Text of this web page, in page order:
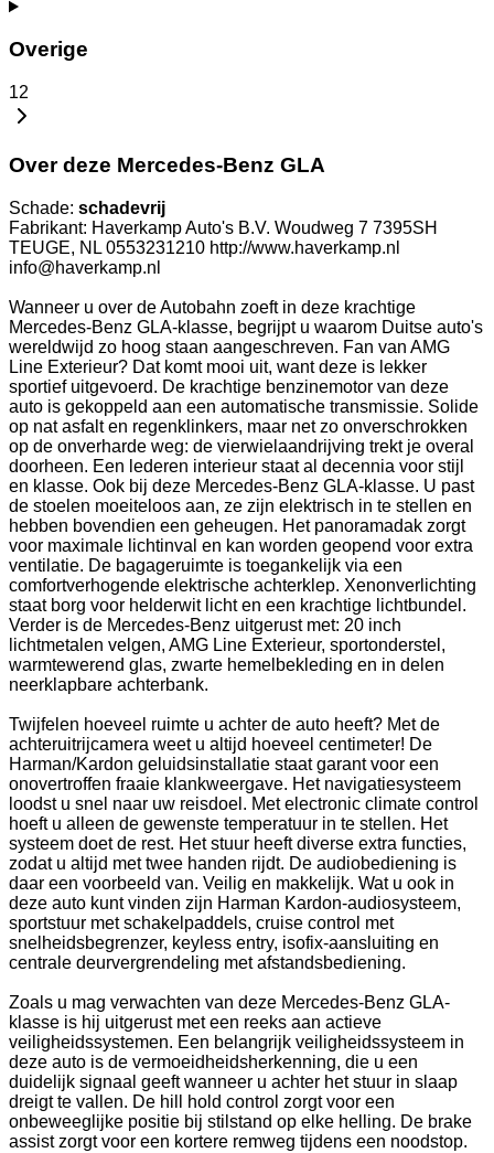
Overige
12
Over deze Mercedes-Benz GLA
Schade: schadevrij
Fabrikant: Haverkamp Auto's B.V. Woudweg 7 7395SH
TEUGE, NL 0553231210 http://www.haverkamp.nl
info@haverkamp.nl
Wanneer u over de Autobahn zoeft in deze krachtige
Mercedes-Benz GLA-klasse, begrijpt u waarom Duitse auto's
wereldwijd zo hoog staan aangeschreven. Fan van AMG
Line Exterieur? Dat komt mooi uit, want deze is lekker
sportief uitgevoerd. De krachtige benzinemotor van deze
auto is gekoppeld aan een automatische transmissie. Solide
op nat asfalt en regenklinkers, maar net zo onverschrokken
op de onverharde weg: de vierwielaandrijving trekt je overal
doorheen. Een lederen interieur staat al decennia voor stijl
en klasse. Ook bij deze Mercedes-Benz GLA-klasse. U past
de stoelen moeiteloos aan, ze zijn elektrisch in te stellen en
hebben bovendien een geheugen. Het panoramadak zorgt
voor maximale lichtinval en kan worden geopend voor extra
ventilatie. De bagageruimte is toegankelijk via een
comfortverhogende elektrische achterklep. Xenonverlichting
staat borg voor helderwit licht en een krachtige lichtbundel.
Verder is de Mercedes-Benz uitgerust met: 20 inch
lichtmetalen velgen, AMG Line Exterieur, sportonderstel,
warmtewerend glas, zwarte hemelbekleding en in delen
neerklapbare achterbank.
Twijfelen hoeveel ruimte u achter de auto heeft? Met de
achteruitrijcamera weet u altijd hoeveel centimeter! De
Harman/Kardon geluidsinstallatie staat garant voor een
onovertroffen fraaie klankweergave. Het navigatiesysteem
loodst u snel naar uw reisdoel. Met electronic climate control
hoeft u alleen de gewenste temperatuur in te stellen. Het
systeem doet de rest. Het stuur heeft diverse extra functies,
zodat u altijd met twee handen rijdt. De audiobediening is
daar een voorbeeld van. Veilig en makkelijk. Wat u ook in
deze auto kunt vinden zijn Harman Kardon-audiosysteem,
sportstuur met schakelpaddels, cruise control met
snelheidsbegrenzer, keyless entry, isofix-aansluiting en
centrale deurvergrendeling met afstandsbediening.
Zoals u mag verwachten van deze Mercedes-Benz GLA-
klasse is hij uitgerust met een reeks aan actieve
veiligheidssystemen. Een belangrijk veiligheidssysteem in
deze auto is de vermoeidheidsherkenning, die u een
duidelijk signaal geeft wanneer u achter het stuur in slaap
dreigt te vallen. De hill hold control zorgt voor een
onbeweeglijke positie bij stilstand op elke helling. De brake
assist zorgt voor een kortere remweg tijdens een noodstop.